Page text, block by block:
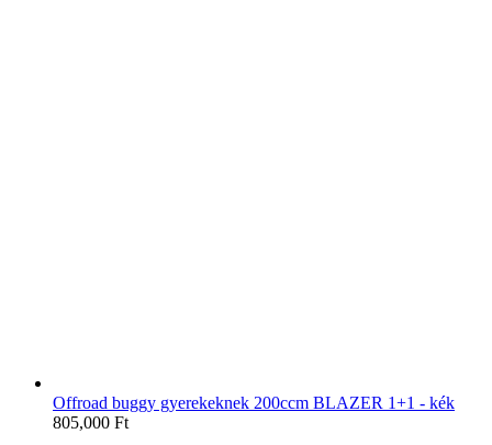
Offroad buggy gyerekeknek 200ccm BLAZER 1+1 - kék
805,000 Ft